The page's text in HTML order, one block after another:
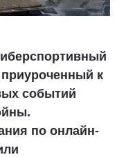
к
событий
по онлайн-